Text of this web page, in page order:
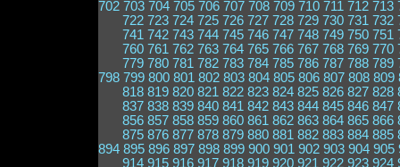
702 703 704 705 706 707 708 709 710 711 712 713
722 723 724 725 726 727 728 729 730 731 732
741 742 743 744 745 746 747 748 749 750 751
760 761 762 763 764 765 766 767 768 769 770
779 780 781 782 783 784 785 786 787 788 789
798 799 800 801 802 803 804 805 806 807 808 809
818 819 820 821 822 823 824 825 826 827 828
837 838 839 840 841 842 843 844 845 846 847
856 857 858 859 860 861 862 863 864 865 866
875 876 877 878 879 880 881 882 883 884 885
894 895 896 897 898 899 900 901 902 903 904 905
914 915 916 917 918 919 920 921 922 923 924